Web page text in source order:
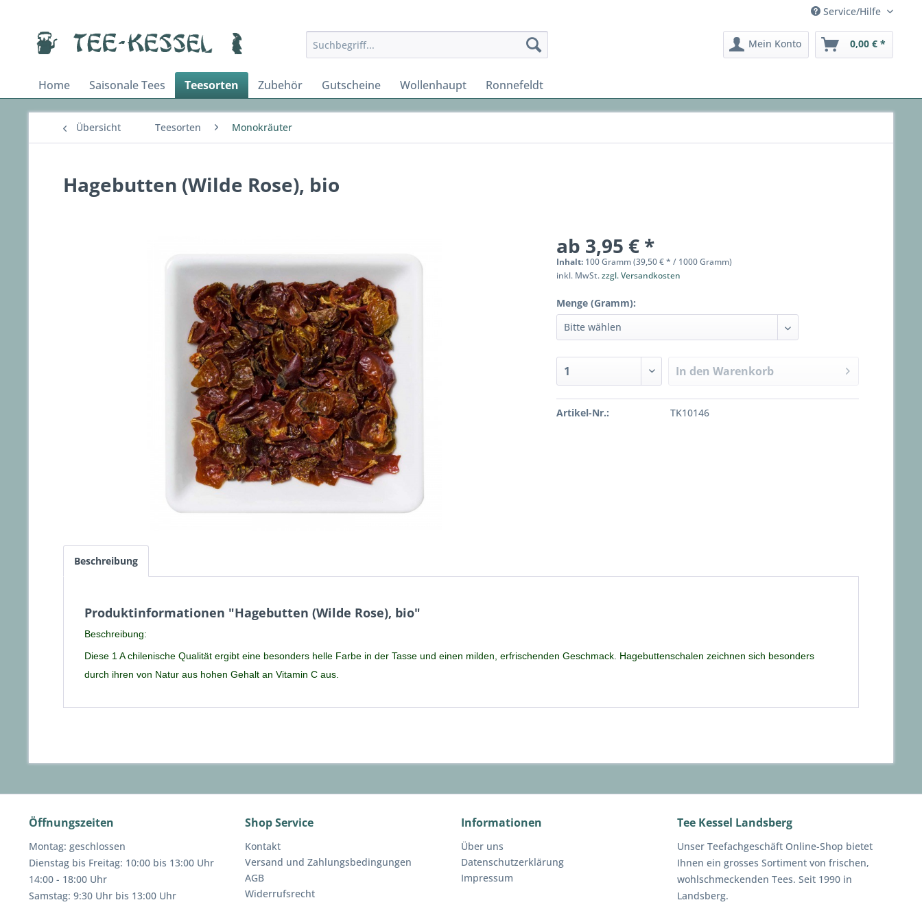
Service/Hilfe
Mein Konto 0,00 € *
Home Saisonale Tees Teesorten Zubehör Gutscheine Wollenhaupt Ronnefeldt
Übersicht Teesorten Monokräuter
Hagebutten (Wilde Rose), bio
ab 3,95 € *
Inhalt: 100 Gramm (39,50 € * / 1000 Gramm)
inkl. MwSt.zzgl. Versandkosten
Menge (Gramm):
In den Warenkorb
Artikel-Nr.: TK10146
Beschreibung
Produktinformationen "Hagebutten (Wilde Rose), bio"
Beschreibung:
Diese 1 A chilenische Qualität ergibt eine besonders helle Farbe in der Tasse und einen milden, erfrischenden Geschmack. Hagebuttenschalen zeichnen sich besonders
durch ihren von Natur aus hohen Gehalt an Vitamin C aus.
Öffnungszeiten
Montag: geschlossen
Dienstag bis Freitag: 10:00 bis 13:00 Uhr
14:00 - 18:00 Uhr
Samstag: 9:30 Uhr bis 13:00 Uhr
Shop Service
Kontakt
Versand und Zahlungsbedingungen
AGB
Widerrufsrecht
Informationen
Über uns
Datenschutzerklärung
Impressum
Tee Kessel Landsberg
Unser Teefachgeschäft Online-Shop bietet
Ihnen ein grosses Sortiment von frischen,
wohlschmeckenden Tees. Seit 1990 in
Landsberg.